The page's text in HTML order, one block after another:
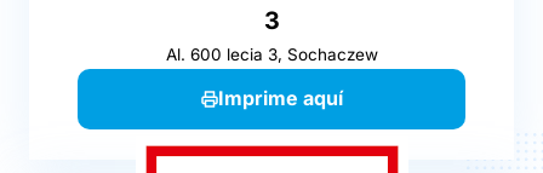
3
Al. 600 lecia 3, Sochaczew
Imprime aquí